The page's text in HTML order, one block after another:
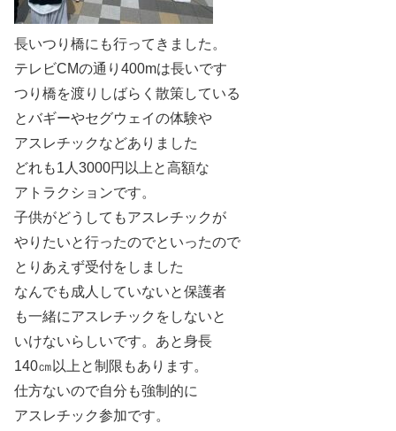
長いつり橋にも行ってきました。
テレビCMの通り400mは長いです
つり橋を渡りしばらく散策している
とバギーやセグウェイの体験や
アスレチックなどありました
どれも1人3000円以上と高額な
アトラクションです。
子供がどうしてもアスレチックが
やりたいと行ったのでといったので
とりあえず受付をしました
なんでも成人していないと保護者
も一緒にアスレチックをしないと
いけないらしいです。あと身長
140㎝以上と制限もあります。
仕方ないので自分も強制的に
アスレチック参加です。